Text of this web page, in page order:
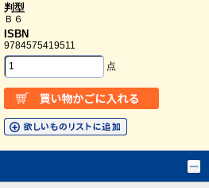
判型
Ｂ６
ISBN
9784575419511
点